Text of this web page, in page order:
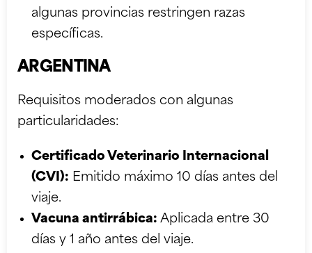
algunas provincias restringen razas
específicas.
ARGENTINA
Requisitos moderados con algunas
particularidades:
Certificado Veterinario Internacional
(CVI): Emitido máximo 10 días antes del
viaje.
Vacuna antirrábica: Aplicada entre 30
días y 1 año antes del viaje.